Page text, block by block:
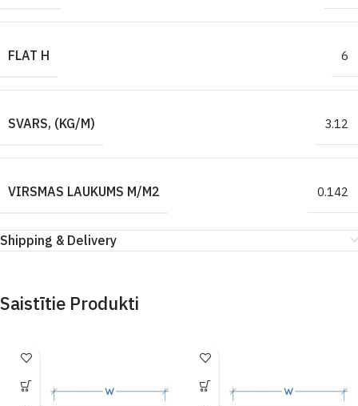
FLAT H 6
SVARS, (KG/M) 3.12
VIRSMAS LAUKUMS M/M2 0.142
Shipping & Delivery
Saistītie Produkti